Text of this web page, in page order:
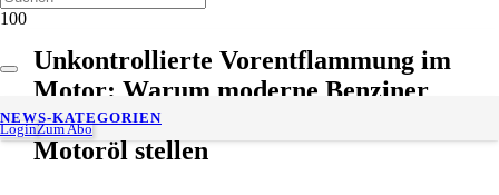
LoginZum Abo
NEWS-KATEGORIEN
Unkontrollierte Vorentflammung im
Motor: Warum moderne Benziner
besondere Anforderungen an das
Motoröl stellen